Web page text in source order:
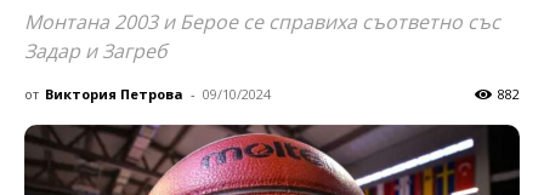
Монтана 2003 и Берое се справиха съответно със
Задар и Загреб
от Виктория Петрова - 09/10/2024 882